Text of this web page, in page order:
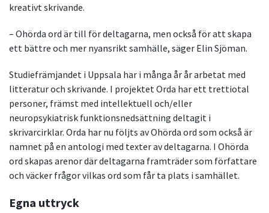
kreativt skrivande.
– Ohörda ord är till för deltagarna, men också för att skapa
ett bättre och mer nyansrikt samhälle, säger Elin Sjöman.
Studiefrämjandet i Uppsala har i många år år arbetat med
litteratur och skrivande. I projektet Orda har ett trettiotal
personer, främst med intellektuell och/eller
neuropsykiatrisk funktionsnedsättning deltagit i
skrivarcirklar. Orda har nu följts av Ohörda ord som också är
namnet på en antologi med texter av deltagarna. I Ohörda
ord skapas arenor där deltagarna framträder som författare
och väcker frågor vilkas ord som får ta plats i samhället.
Egna uttryck